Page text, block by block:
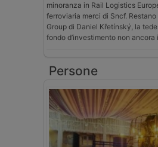
minoranza in Rail Logistics
ferroviaria merci di Sncf. Restano
Group di Daniel Křetínský, la
fondo d’investimento non
Persone